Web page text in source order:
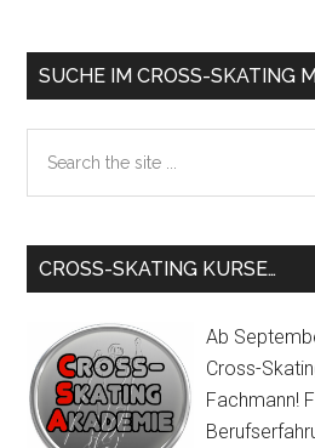
Primary
SUCHE IM CROSS-SKATING
the
CROSS-SKATING KURSE…
Ab
Cross-
Fachmann!